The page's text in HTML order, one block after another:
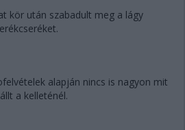
kör után szabadult meg a lágy
alapján nincs is nagyon mit
a kelleténél.